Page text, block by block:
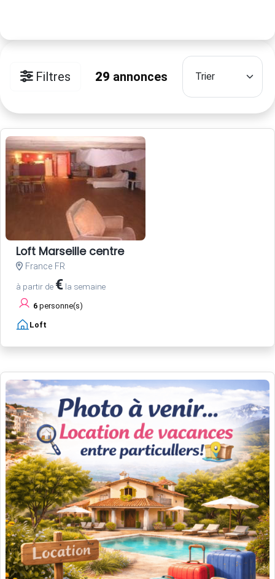
Filtres 29 annonces
Loft Marseille centre
France FR
à partir de € la semaine
6 personne(s)
Loft